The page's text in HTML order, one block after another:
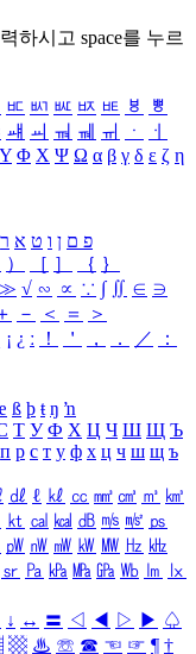
하시고 space를 누르
ㅳ ㅴ ㅵ ㅶ ㅷ ㅸ
ㅹ
ㆈ ㆉ ㆊ ㆋ ㆌ ㆍ
ㆎ
Υ Φ Χ Ψ Ω α β γ δ ε ζ η
פ ם ן ו ט א ר
） ［ ］ ｛ ｝
√ ∽ ∝ ∵ ∫ ∬ ∈ ∋
－ ＜ ＝
＞
¡ ¿ ː ！ ＇ ， ． ／
：
ß þ ŧ ŋ ŉ
Т У Ф Х Ц Ч Ш Щ Ъ
п р с т у ф х ц ч ш щ ъ
㎗ ℓ ㎘ ㏄ ㎣ ㎤ ㎥ ㎦
㏏ ㎈ ㎉ ㏈ ㎧ ㎨ ㎰
㎺ ㎻ ㎽ ㎾ ㎿ ㎐ ㎑
㏛ ㎩ ㎪ ㎫ ㎬ ㏝ ㏐
㏓
↓ ↔ 〓 ◁ ◀ ▷ ▶ ♤
▩ ♨ ☏ ☎ ☜ ☞ ¶ †